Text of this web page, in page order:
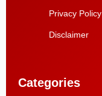
Privacy Policy
Disclaimer
Categories